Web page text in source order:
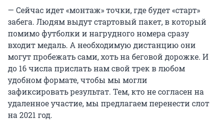
— Сейчас идет «монтаж» точки, где будет «старт»
забега. Людям выдут стартовый пакет, в который
помимо футболки и нагрудного номера сразу
входит медаль. А необходимую дистанцию они
могут пробежать сами, хоть на беговой дорожке. И
до 16 числа прислать нам свой трек в любом
удобном формате, чтобы мы могли
зафиксировать результат. Тем, кто не согласен на
удаленное участие, мы предлагаем перенести слот
на 2021 год.